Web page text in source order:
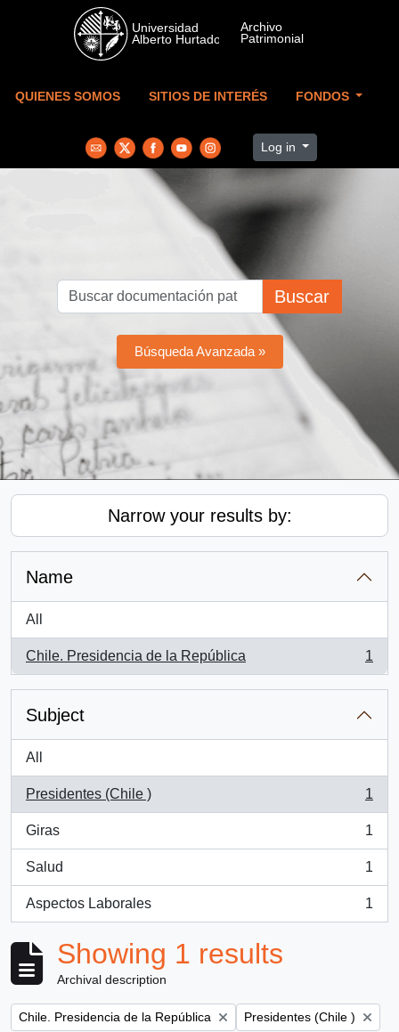
Skip to main content
QUIENES SOMOS SITIOS DE INTERÉS FONDOS
Log in
Buscar
Búsqueda Avanzada »
Narrow your results by:
Name
All
Chile. Presidencia de la República
, 1 results
1
Subject
All
Presidentes (Chile )
, 1 results
1
Giras
, 1 results
1
Salud
, 1 results
1
Aspectos Laborales
, 1 results
1
Showing 1 results
Archival description
Remove filter:
Chile. Presidencia de la República Remove filter:
Presidentes (Chile )